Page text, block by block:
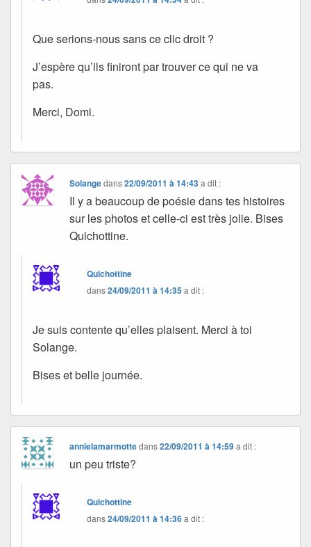
Que serions-nous sans ce clic droit ?
J’espère qu’ils finiront par trouver ce qui ne va
pas.
Merci, Domi.
Solangedans22/09/2011 à 14:43 a dit :
Il y a beaucoup de poésie dans tes histoires
sur les photos et celle-ci est très jolie. Bises
Quichottine.
Quichottine
dans24/09/2011 à 14:35a dit :
Je suis contente qu’elles plaisent. Merci à toi
Solange.
Bises et belle journée.
annielamarmottedans22/09/2011 à 14:59 a dit :
un peu triste?
Quichottine
dans24/09/2011 à 14:36a dit :